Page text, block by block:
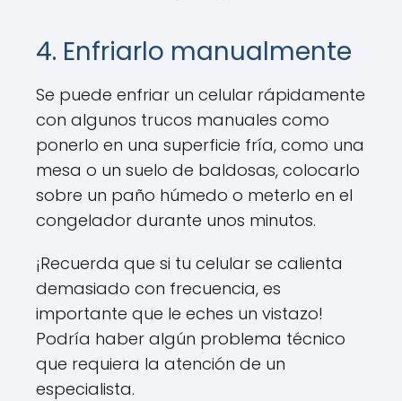
4. Enfriarlo manualmente
Se puede enfriar un celular rápidamente
con algunos trucos manuales como
ponerlo en una superficie fría, como una
mesa o un suelo de baldosas, colocarlo
sobre un paño húmedo o meterlo en el
congelador durante unos minutos.
¡Recuerda que si tu celular se calienta
demasiado con frecuencia, es
importante que le eches un vistazo!
Podría haber algún problema técnico
que requiera la atención de un
especialista.